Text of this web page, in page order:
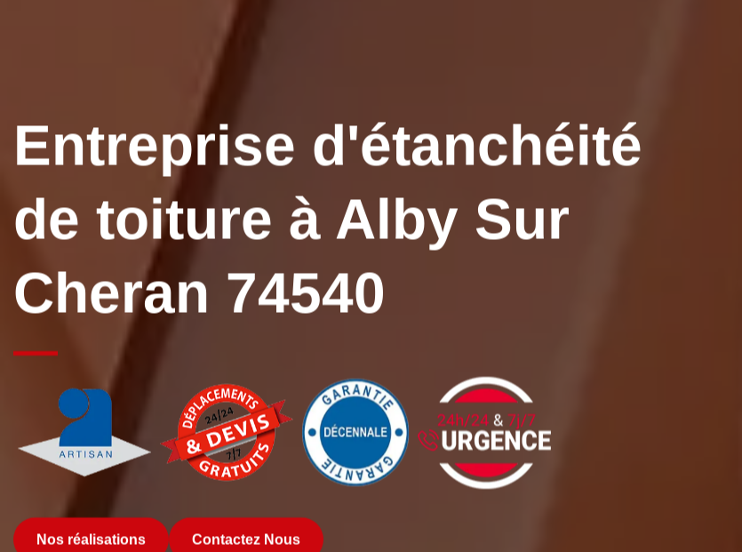
Entreprise d'étanchéité
de toiture à Alby Sur
Cheran 74540
Nos réalisations Contactez Nous